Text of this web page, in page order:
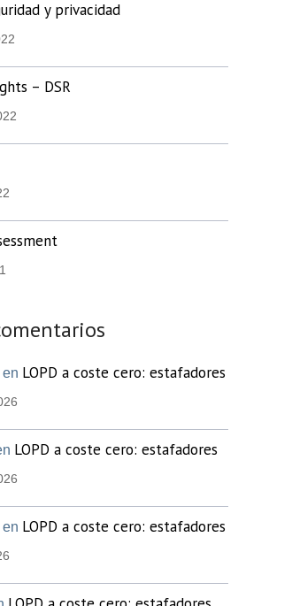
y privacidad
– DSR
LOPD a coste cero: estafadores
LOPD a coste cero: estafadores
LOPD a coste cero: estafadores